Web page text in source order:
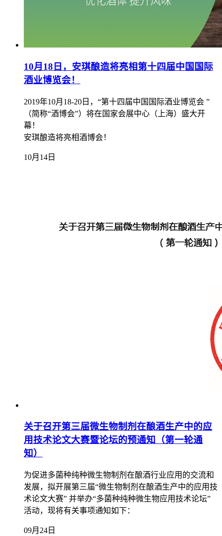
10月18日，安琪酿造将亮相第十四届中国国际
酒业博览会！
2019年10月18-20日，“第十四届中国国际酒业博览会 ”
（简称“酒博会”）将在国家会展中心（上海）盛大开
幕！
安琪酿造将亮相酒博会！
10月14日
关于召开第三届微生物制剂在酿酒生产中的应
用技术论文大赛暨论坛的预通知（第一轮通
知）
​为促进多菌种纯种微生物制剂在酿酒行业应用的交流和
发展，拟开展第三届“微生物制剂在酿酒生产中的应用技
术论文大赛” 并举办“多菌种纯种微生物应用技术论坛”
活动，现将有关事项通知如下：
09月24日